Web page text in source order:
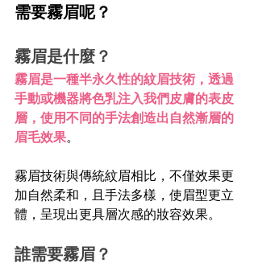
需要霧眉呢？
霧眉是什麼？
霧眉是一種半永久性的紋眉技術，透過
手動或機器將色乳注入我們皮膚的表皮
層，使用不同的手法創造出自然漸層的
眉毛效果。
霧眉技術與傳統紋眉相比，不僅效果更
加自然柔和，且手法多樣，使眉型更立
體，呈現出更具層次感的妝容效果。
誰需要霧眉？